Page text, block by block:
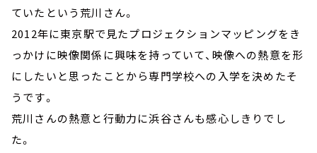
ていたという荒川さん。
2012年に東京駅で見たプロジェクションマッピングをき
っかけに映像関係に興味を持っていて、映像への熱意を形
にしたいと思ったことから専門学校への入学を決めたそ
うです。
荒川さんの熱意と行動力に浜谷さんも感心しきりでし
た。